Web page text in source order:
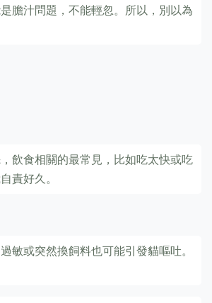
膽汁問題，不能輕忽。所以，別以為
飲食相關的最常見，比如吃太快或吃
責好久。
或突然換飼料也可能引發貓嘔吐。